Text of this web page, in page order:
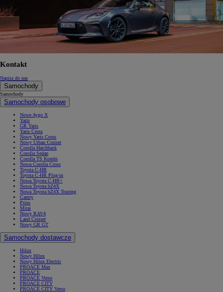
Kontakt
Napisz do nas
Samochody
Samochody
Samochody osobowe
Nowe Aygo X
Yaris
GR Yaris
Yaris Cross
Nowy Yaris Cross
Nowy Urban Cruiser
Corolla Hatchback
Corolla Sedan
Corolla TS Kombi
Nowa Corolla Cross
Toyota C-HR
Toyota C-HR Plug-in
Nowa Toyota C-HR+
Nowa Toyota bZ4X
Nowa Toyota bZ4X Touring
Camry
Prius
Mirai
Nowy RAV4
Land Cruiser
Nowy GR GT
Samochody dostawcze
Hilux
Nowy Hilux
Nowy Hilux Electric
PROACE Max
PROACE
PROACE Verso
PROACE CITY
PROACE CITY Verso